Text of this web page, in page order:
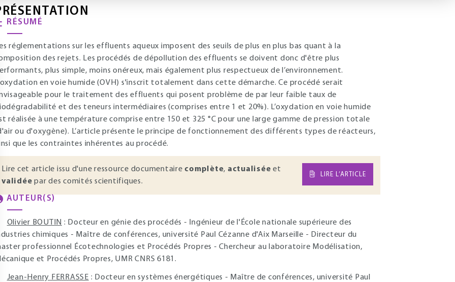
RÉSUMÉ
réglementations sur les effluents aqueux imposent des seuils de plus en plus bas quant à la
des rejets. Les procédés de dépollution des effluents se doivent donc d'être plus
plus simple, moins onéreux, mais également plus respectueux de l’environnement.
en voie humide (OVH) s'inscrit totalement dans cette démarche. Ce procédé serait
pour le traitement des effluents qui posent problème de par leur faible taux de
et des teneurs intermédiaires (comprises entre 1 et 20%). L’oxydation en voie humide
réalisée à une température comprise entre 150 et 325 °C pour une large gamme de pression totale
ou d'oxygène). L’article présente le principe de fonctionnement des différents types de réacteurs,
que les contraintes inhérentes au procédé.
Lire cet article issu d'une ressource documentaire complète, actualisée et
validée par des comités scientifiques.
LIRE L’ARTICLE
AUTEUR(S)
Olivier BOUTIN : Docteur en génie des procédés - Ingénieur de l'École nationale supérieure des
chimiques - Maître de conférences, université Paul Cézanne d'Aix Marseille - Directeur du
professionnel Écotechnologies et Procédés Propres - Chercheur au laboratoire Modélisation,
et Procédés Propres, UMR CNRS 6181.
Jean-Henry FERRASSE : Docteur en systèmes énergétiques - Maître de conférences, université Paul